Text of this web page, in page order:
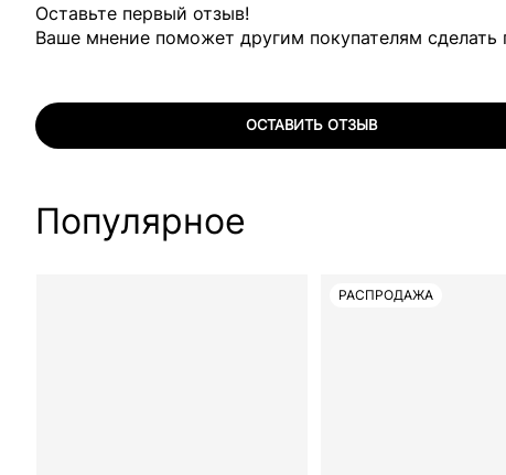
Оставьте первый отзыв!
Ваше мнение поможет другим покупателям сделать
ОСТАВИТЬ ОТЗЫВ
Популярное
РАСПРОДАЖА